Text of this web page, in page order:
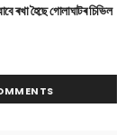
ৰখা হৈছে গোলাঘাটৰ চিভিল